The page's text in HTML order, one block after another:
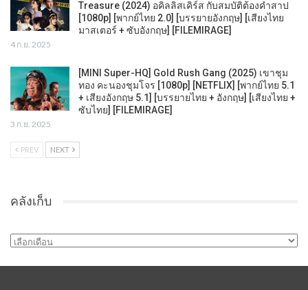
Treasure (2024) อคิลลิสเคิร์ส กับสมบัติต้องคำสาป
[1080p] [พากย์ไทย 2.0] [บรรยายอังกฤษ] [เสียงไทย
มาสเตอร์ + ซับอังกฤษ] [FILEMIRAGE]
4 ก.ย. 2025
[MINI Super-HQ] Gold Rush Gang (2025) เขาชุม
ทอง คะนองชุมโจร [1080p] [NETFLIX] [พากย์ไทย 5.1
+ เสียงอังกฤษ 5.1] [บรรยายไทย + อังกฤษ] [เสียงไทย +
ซับไทย] [FILEMIRAGE]
3 ก.ย. 2025
PREV NEXT
คลังเก็บ
คลัง